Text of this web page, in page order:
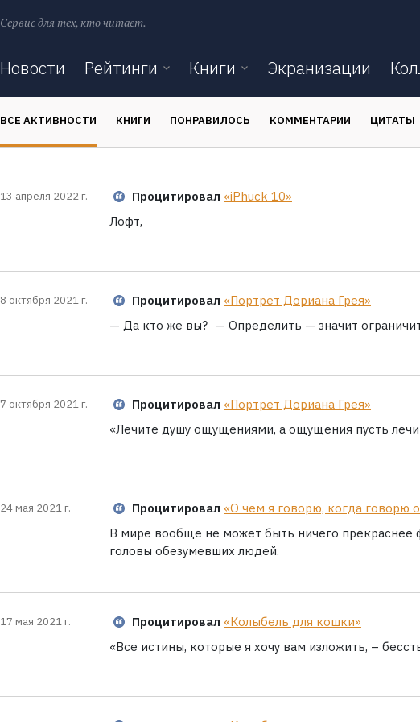
Сервис для тех, кто читает.
Новости Рейтинги Книги Экранизации
ВСЕ АКТИВНОСТИ КНИГИ ПОНРАВИЛОСЬ КОММЕНТАРИИ ЦИТАТЫ
13 апреля 2022 г. Процитировал «iPhuck 10»
Лофт,
8 октября 2021 г. Процитировал «Портрет Дориана Грея»
— Да кто же вы? — Определить — значит
7 октября 2021 г. Процитировал «Портрет Дориана Грея»
«Лечите душу ощущениями, а ощущения пусть
24 мая 2021 г. Процитировал «О чем я говорю, когда говорю
В мире вообще не может быть ничего прекраснее
головы обезумевших людей.
17 мая 2021 г. Процитировал «Колыбель для кошки»
«Все истины, которые я хочу вам изложить, –